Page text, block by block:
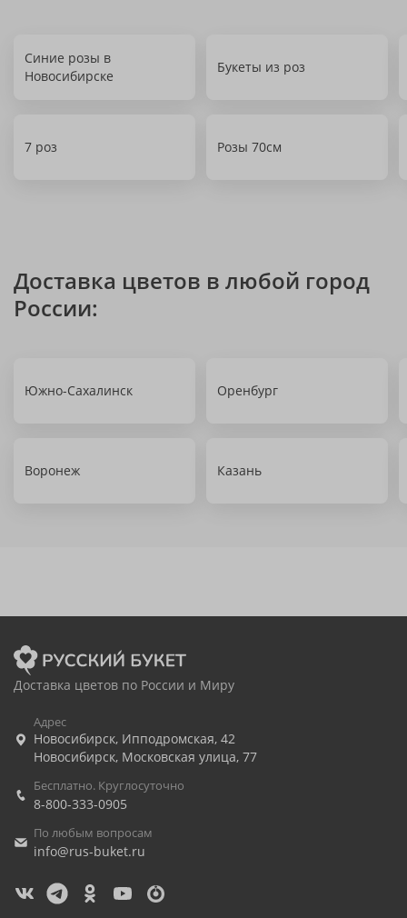
Синие розы в
Новосибирске
Букеты из роз
7 роз Розы 70см
Доставка цветов в любой город
России:
Южно-Сахалинск Оренбург
Воронеж Казань
Доставка цветов по России и Миру
Адрес
Новосибирск, Ипподромская, 42
Новосибирск, Московская улица, 77
Бесплатно. Круглосуточно
8-800-333-0905
По любым вопросам
info@rus-buket.ru